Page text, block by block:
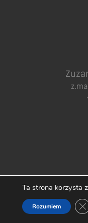
Ta strona korzysta
Rozumiem